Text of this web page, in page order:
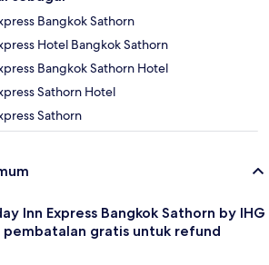
Bangkok Sathorn
Hotel Bangkok Sathorn
Bangkok Sathorn Hotel
Sathorn Hotel
Sathorn
Inn Express Bangkok Sathorn by IHG
pembatalan gratis untuk refund